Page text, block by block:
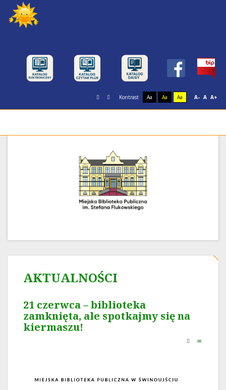
Kontrast Aa Aa Aa A- A A+
Miejska Biblioteka Publiczna im. Stefana
AKTUALNOŚCI
21 czerwca – biblioteka
zamknięta, ale spotkajmy się na
kiermaszu!